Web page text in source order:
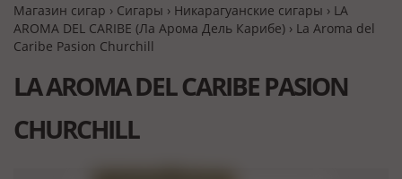
Магазин сигар › Сигары › Никарагуанские сигары › LA
AROMA DEL CARIBE (Ла Арома Дель Карибе) › La Aroma del
Caribe Pasion Churchill
LA AROMA DEL CARIBE PASION
CHURCHILL